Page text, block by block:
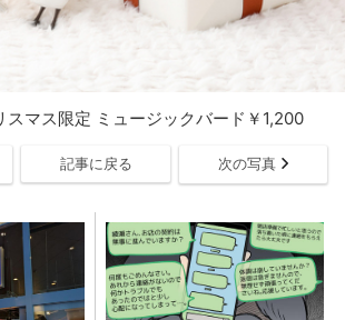
スマス限定 ミュージックバード￥1,200
記事に戻る 次の写真